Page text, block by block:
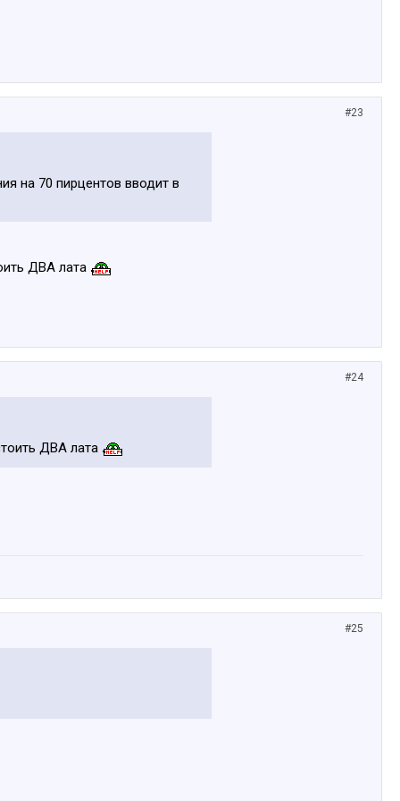
#23
на 70 пирцентов вводит в
ДВА лата
#24
ДВА лата
#25